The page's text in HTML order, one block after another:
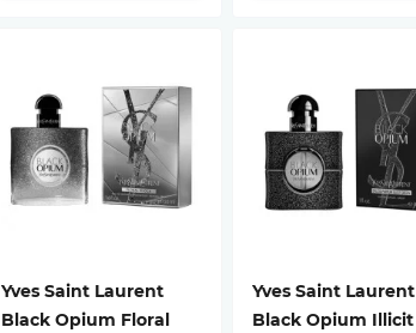
Yves Saint Laurent
Black Opium Floral
Yves Saint Laurent
Black Opium Illicit